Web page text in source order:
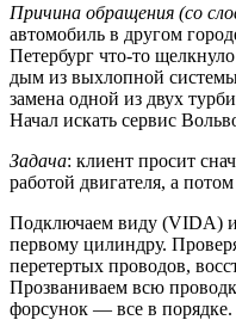
Причина обращения (со
автомобиль в другом
Петербург что-то
дым из выхлопной
замена одной из двух
Начал искать сервис
Задача: клиент просит
работой двигателя, а
Подключаем виду (VIDA)
первому цилиндру.
перетертых проводов,
Прозваниваем всю
форсунок — все в порядке.